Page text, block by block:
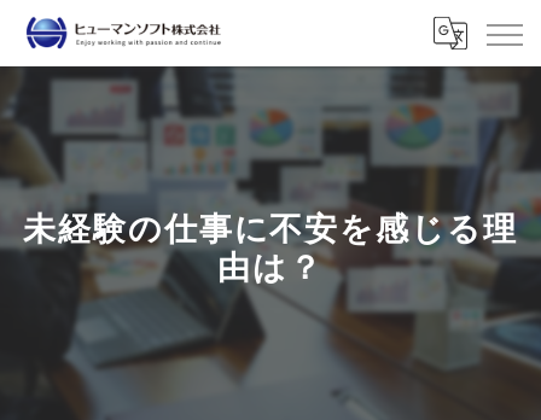
未経験の仕事に不安を感じる理
由は？